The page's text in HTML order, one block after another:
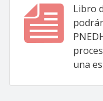
Libro
una